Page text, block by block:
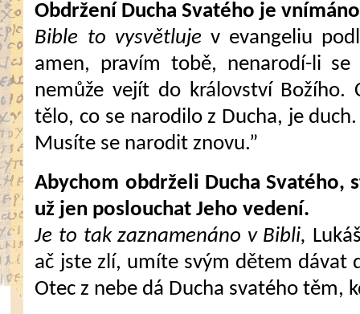
Obdržení Ducha Svatého je
Bible to vysvětluje v evangeliu
amen, pravím tobě, nenarodí-li
nemůže vejít do království Božího.
tělo, co se narodilo z Ducha, je
Musíte se narodit znovu.”
Abychom obdrželi Ducha Svatého,
už jen poslouchat Jeho vedení.
Je to tak zaznamenáno v Bibli,
ač jste zlí, umíte svým dětem dávat
Otec z nebe dá Ducha svatého těm,